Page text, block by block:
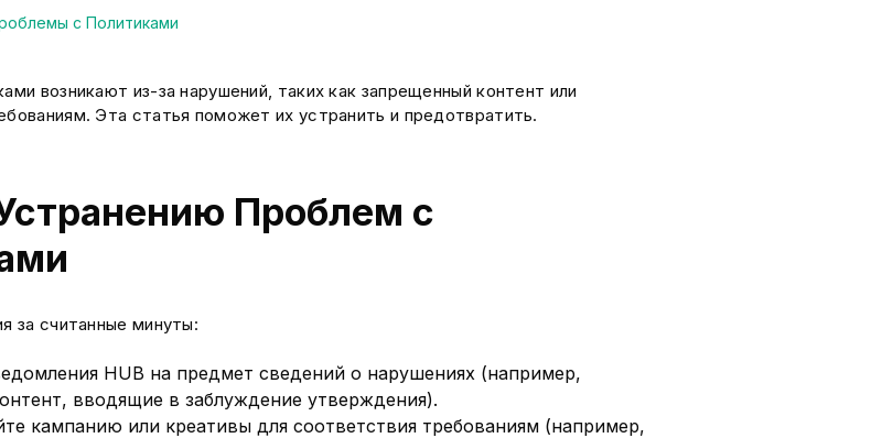
с Политиками
возникают из-за нарушений, таких как запрещенный контент или
Эта статья поможет их устранить и предотвратить.
Проблем с
за считанные минуты:
HUB на предмет сведений о нарушениях (например,
вводящие в заблуждение утверждения).
кампанию или креативы для соответствия требованиям (например,